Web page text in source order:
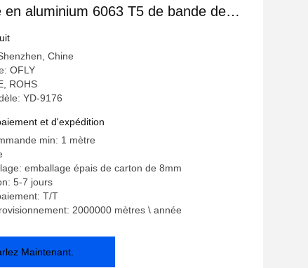
en aluminium 6063 T5 de bande de
Chine
OFLY
ROHS
YD-9176
et d'expédition
min: 1 mètre
emballage épais de carton de 8mm
5-7 jours
T/T
2000000 mètres \ année
Maintenant.